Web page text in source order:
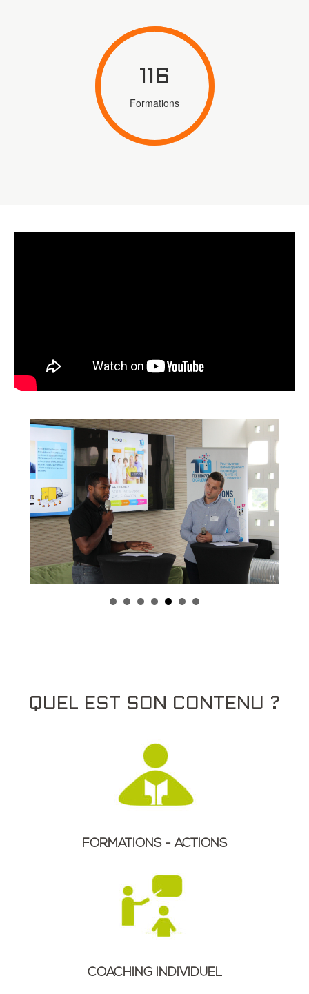
116
Formations
QUEL EST SON CONTENU ?
FORMATIONS - ACTIONS
COACHING INDIVIDUEL